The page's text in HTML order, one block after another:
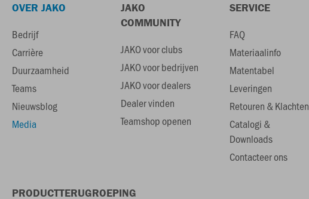
OVER JAKO
Bedrijf
Carrière
Duurzaamheid
Teams
Nieuwsblog
Media
JAKO
COMMUNITY
JAKO voor clubs
JAKO voor bedrijven
JAKO voor dealers
Dealer vinden
Teamshop openen
SERVICE
FAQ
Materiaalinfo
Matentabel
Leveringen
Retouren & Klachten
Catalogi &
Downloads
Contacteer ons
PRODUCTTERUGROEPING